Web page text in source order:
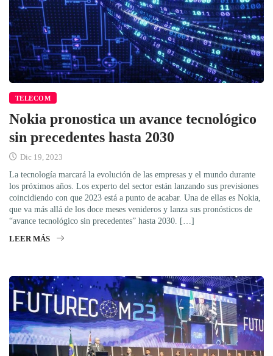
TELECOM
Nokia pronostica un avance tecnológico
sin precedentes hasta 2030
Dic 19, 2023
La tecnología marcará la evolución de las empresas y el mundo durante
los próximos años. Los experto del sector están lanzando sus previsiones
coincidiendo con que 2023 está a punto de acabar. Una de ellas es Nokia,
que va más allá de los doce meses venideros y lanza sus pronósticos de
“avance tecnológico sin precedentes” hasta 2030. […]
LEER MÁS